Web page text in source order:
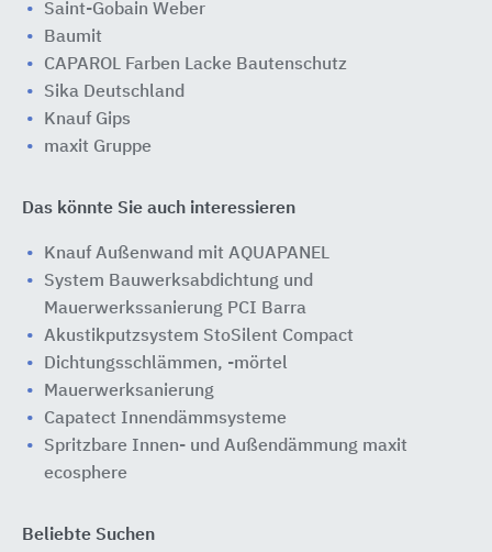
Saint-Gobain Weber
Baumit
CAPAROL Farben Lacke Bautenschutz
Sika Deutschland
Knauf Gips
maxit Gruppe
Das könnte Sie auch interessieren
Knauf Außenwand mit AQUAPANEL
System Bauwerksabdichtung und
Mauerwerkssanierung PCI Barra
Akustikputzsystem StoSilent Compact
Dichtungsschlämmen, -mörtel
Mauerwerksanierung
Capatect Innendämmsysteme
Spritzbare Innen- und Außendämmung maxit
ecosphere
Beliebte Suchen